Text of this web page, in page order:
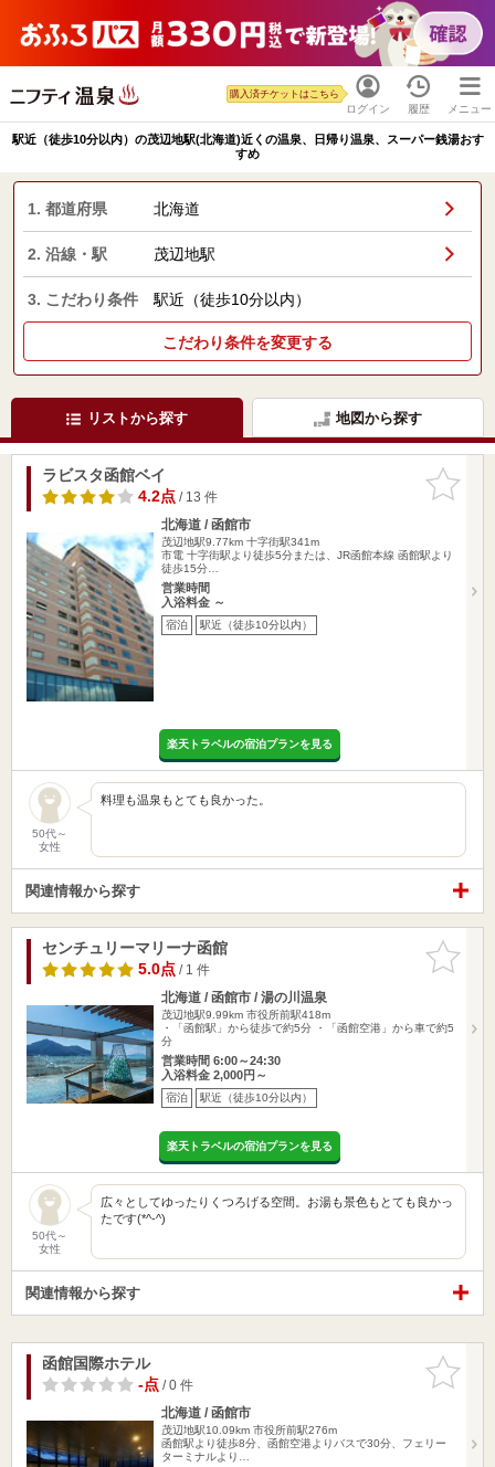
ログイン
購入済チケットはこちら
履歴 メニュー
駅近（徒歩10分以内）の茂辺地駅(北海道)近くの温泉、日帰り温泉、スーパー銭湯おす
すめ
1. 都道府県 北海道
2. 沿線・駅 茂辺地駅
3. こだわり条件 駅近（徒歩10分以内）
こだわり条件を変更する
リストから探す 地図から探す
お気に入
りに追加
ラビスタ函館ベイ
4.2点/ 13 件
北海道 / 函館市
茂辺地駅9.77km 十字街駅341m
市電 十字街駅より徒歩5分または、JR函館本線 函館駅より
徒歩15分…
営業時間
入浴料金 ～
宿泊 駅近（徒歩10分以内）
楽天トラベルの宿泊プランを見る
50代～
女性
料理も温泉もとても良かった。
関連情報から探す
お気に入
りに追加
センチュリーマリーナ函館
5.0点/ 1 件
北海道 / 函館市 / 湯の川温泉
茂辺地駅9.99km 市役所前駅418m
・「函館駅」から徒歩で約5分 ・「函館空港」から車で約5
分
営業時間 6:00～24:30
入浴料金 2,000円～
宿泊 駅近（徒歩10分以内）
楽天トラベルの宿泊プランを見る
50代～
女性
広々としてゆったりくつろげる空間。お湯も景色もとても良かっ
たです(*^-^)
関連情報から探す
お気に入
りに追加
函館国際ホテル
-点/ 0 件
北海道 / 函館市
茂辺地駅10.09km 市役所前駅276m
函館駅より徒歩8分、函館空港よりバスで30分、フェリー
ターミナルより…